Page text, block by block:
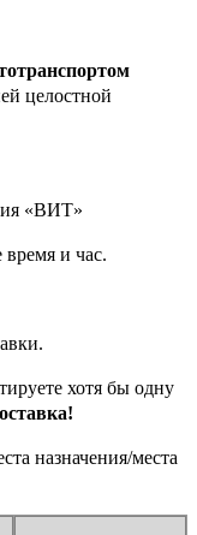
целостной
«ВИТ»
и час.
хотя бы одну
назначения/места